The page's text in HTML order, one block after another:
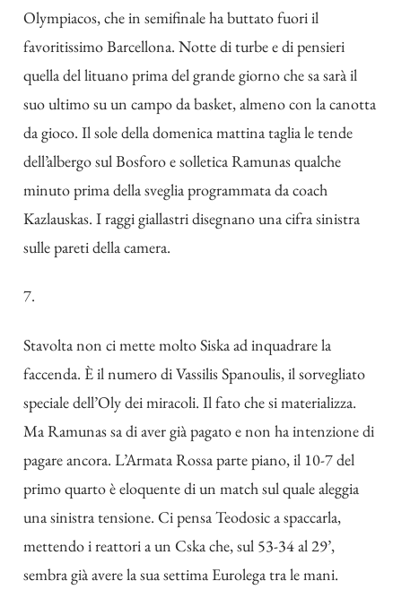
Olympiacos, che in semifinale ha buttato fuori il
favoritissimo Barcellona. Notte di turbe e di pensieri
quella del lituano prima del grande giorno che sa sarà il
suo ultimo su un campo da basket, almeno con la canotta
da gioco. Il sole della domenica mattina taglia le tende
dell’albergo sul Bosforo e solletica Ramunas qualche
minuto prima della sveglia programmata da coach
Kazlauskas. I raggi giallastri disegnano una cifra sinistra
sulle pareti della camera.
7.
Stavolta non ci mette molto Siska ad inquadrare la
faccenda. È il numero di Vassilis Spanoulis, il sorvegliato
speciale dell’Oly dei miracoli. Il fato che si materializza.
Ma Ramunas sa di aver già pagato e non ha intenzione di
pagare ancora. L’Armata Rossa parte piano, il 10-7 del
primo quarto è eloquente di un match sul quale aleggia
una sinistra tensione. Ci pensa Teodosic a spaccarla,
mettendo i reattori a un Cska che, sul 53-34 al 29’,
sembra già avere la sua settima Eurolega tra le mani.